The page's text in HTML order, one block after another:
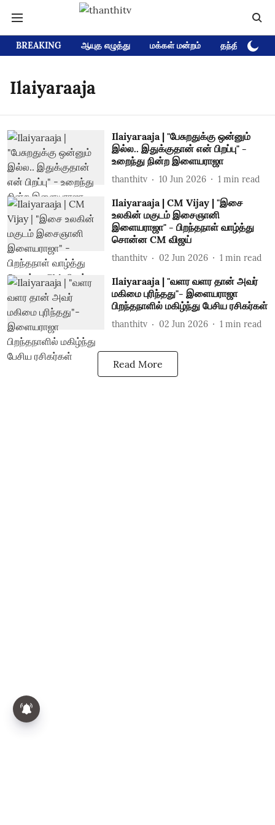
BREAKING ஆயுத எழுத்து மக்கள் மன்றம் தந்தி டிவி
Ilaiyaraaja
Ilaiyaraaja | "பேசுறதுக்கு ஒன்னும்
இல்ல.. இதுக்குதான் என் பிறப்பு" -
உறைந்து நின்ற இளையராஜா
thanthitv 10 Jun 2026 1 min read
Ilaiyaraaja | CM Vijay | "இசை
உலகின் மகுடம் இசைஞானி
இளையராஜா" - பிறந்தநாள் வாழ்த்து
சொன்ன CM விஜய்
thanthitv 02 Jun 2026 1 min read
Ilaiyaraaja | "வளர வளர தான் அவர்
மகிமை புரிந்தது"- இளையராஜா
பிறந்தநாளில் மகிழ்ந்து பேசிய ரசிகர்கள்
thanthitv 02 Jun 2026 1 min read
Read More